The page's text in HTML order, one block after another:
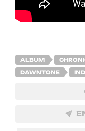
ALBUM
DAWNTONE